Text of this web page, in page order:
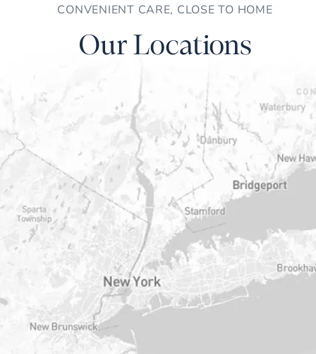
CONVENIENT CARE, CLOSE TO HOME
Our Locations